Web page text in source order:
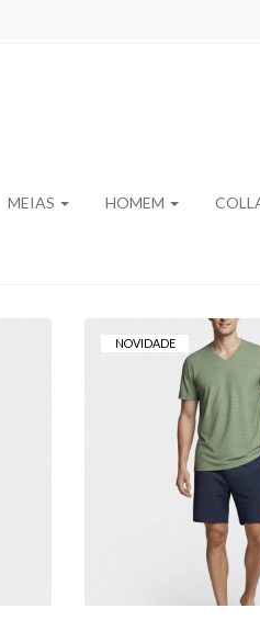
MEIAS HOMEM
NOVIDADE
PIJAMA
HOMEM
ALGODÃO
62,50 €